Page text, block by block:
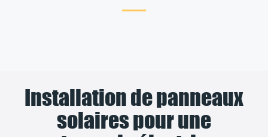
Installation de panneaux
solaires pour une